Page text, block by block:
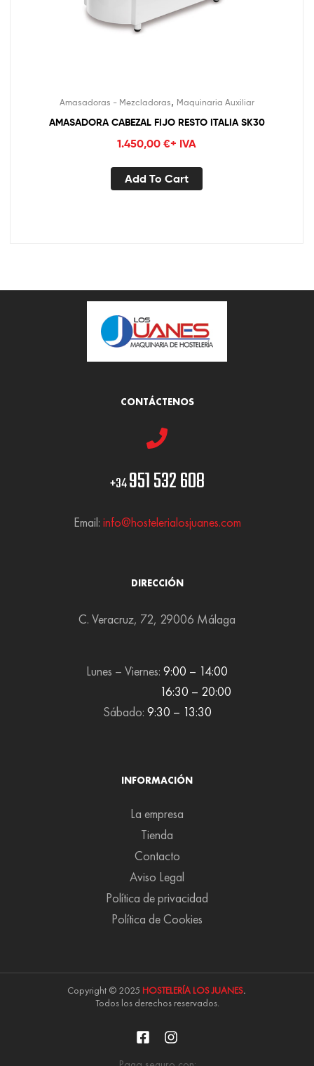
Amasadoras - Mezcladoras, Maquinaria Auxiliar
AMASADORA CABEZAL FIJO RESTO ITALIA SK30
1.450,00 €+ IVA
Add To Cart
CONTÁCTENOS
+34951 532 608
Email: info@hostelerialosjuanes.com
DIRECCIÓN
C. Veracruz, 72, 29006 Málaga
Lunes – Viernes: 9:00 – 14:00
16:30 – 20:00
Sábado: 9:30 – 13:30
INFORMACIÓN
La empresa
Tienda
Contacto
Aviso Legal
Política de privacidad
Política de Cookies
Copyright © 2025 HOSTELERÍA LOS JUANES.
Todos los derechos reservados.